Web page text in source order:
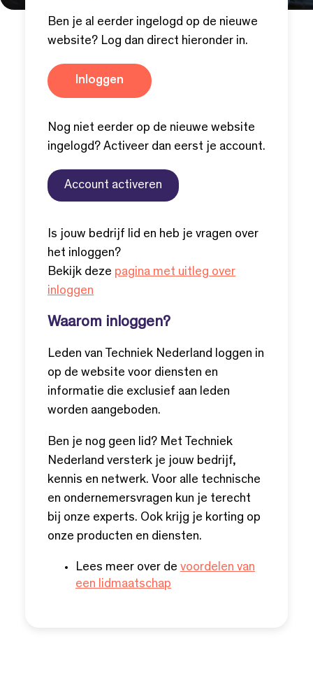
Ben je al eerder ingelogd op de nieuwe
website? Log dan direct hieronder in.
Inloggen
Nog niet eerder op de nieuwe website
ingelogd? Activeer dan eerst je account.
Account activeren
Is jouw bedrijf lid en heb je vragen over
het inloggen?
Bekijk deze pagina met uitleg over
inloggen
Waarom inloggen?
Leden van Techniek Nederland loggen in
op de website voor diensten en
informatie die exclusief aan leden
worden aangeboden.
Ben je nog geen lid? Met Techniek
Nederland versterk je jouw bedrijf,
kennis en netwerk. Voor alle technische
en ondernemersvragen kun je terecht
bij onze experts. Ook krijg je korting op
onze producten en diensten.
Lees meer over de voordelen van
een lidmaatschap